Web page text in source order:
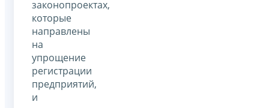
законопроектах,
которые
направлены
на
упрощение
регистрации
предприятий,
и